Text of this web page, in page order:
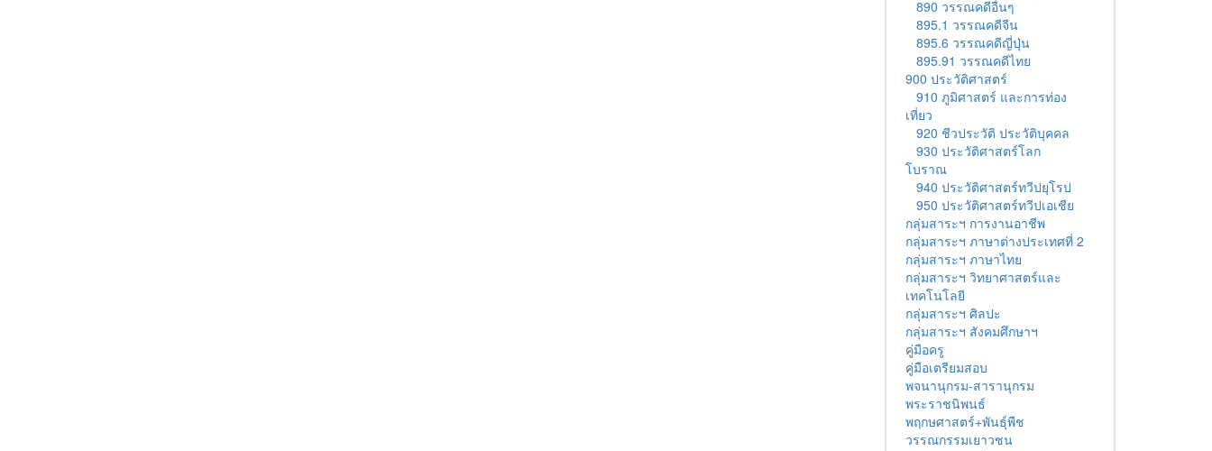
890 วรรณคดีอื่นๆ
895.1 วรรณคดีจีน
895.6 วรรณคดีญี่ปุ่น
895.91 วรรณคดีไทย
900 ประวัติศาสตร์
910 ภูมิศาสตร์ และการท่อง
เที่ยว
920 ชีวประวัติ ประวัติบุคคล
930 ประวัติศาสตร์โลก
โบราณ
940 ประวัติศาสตร์ทวีปยุโรป
950 ประวัติศาสตร์ทวีปเอเชีย
กลุ่มสาระฯ การงานอาชีพ
กลุ่มสาระฯ ภาษาต่างประเทศที่ 2
กลุ่มสาระฯ ภาษาไทย
กลุ่มสาระฯ วิทยาศาสตร์และ
เทคโนโลยี
กลุ่มสาระฯ ศิลปะ
กลุ่มสาระฯ สังคมศึกษาฯ
คู่มือครู
คู่มือเตรียมสอบ
พจนานุกรม-สารานุกรม
พระราชนิพนธ์
พฤกษศาสตร์+พันธุ์พืช
วรรณกรรมเยาวชน